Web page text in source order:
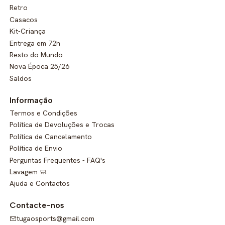
Retro
Casacos
Kit-Criança
Entrega em 72h
Resto do Mundo
Nova Época 25/26
Saldos
Informação
Termos e Condições
Política de Devoluções e Trocas
Política de Cancelamento
Política de Envio
Perguntas Frequentes - FAQ's
Lavagem 🧼
Ajuda e Contactos
Contacte-nos
tugaosports@gmail.com